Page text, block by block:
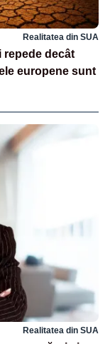
Realitatea din SUA
repede decât
europene sunt
Realitatea din SUA